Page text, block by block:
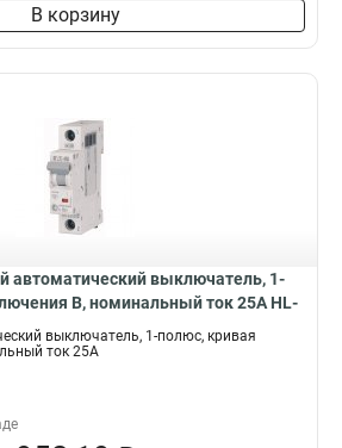
В корзину
автоматический выключатель, 1-
B, номинальный ток 25А HL-
выключатель, 1-полюс, кривая
ток 25А